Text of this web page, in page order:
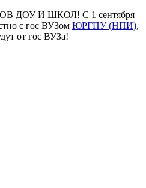
ДОУ И ШКОЛ! С 1 сентября
с гос ВУЗом ЮРГПУ (НПИ),
от гос ВУЗа!